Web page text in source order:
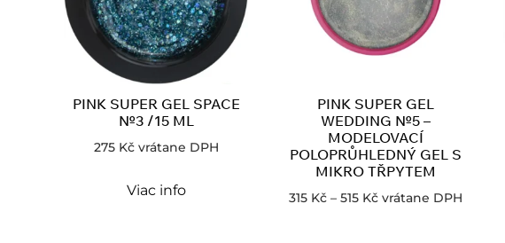
PINK SUPER GEL SPACE
№3 /15 ML
275 Kč vrátane DPH
Viac info
PINK SUPER GEL
WEDDING №5 –
MODELOVACÍ
POLOPRŮHLEDNÝ GEL S
MIKRO TŘPYTEM
315 Kč – 515 Kč vrátane DPH